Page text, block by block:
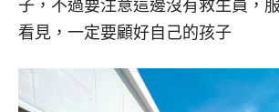
子，不過要注意這邊沒有救生員，
看見，一定要顧好自己的孩子